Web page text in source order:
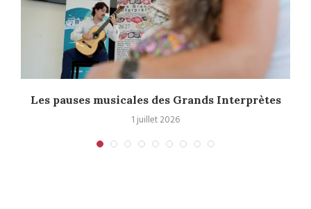
Les pauses musicales des Grands Interprètes
1 juillet 2026